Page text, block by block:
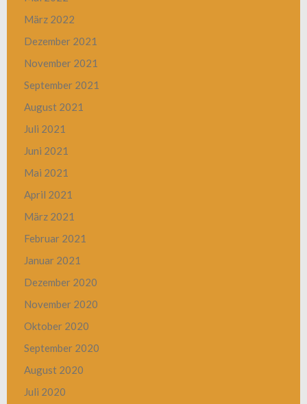
März 2022
Dezember 2021
November 2021
September 2021
August 2021
Juli 2021
Juni 2021
Mai 2021
April 2021
März 2021
Februar 2021
Januar 2021
Dezember 2020
November 2020
Oktober 2020
September 2020
August 2020
Juli 2020